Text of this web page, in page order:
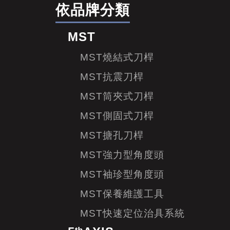
依品牌分類
MST
MST燒結式刀桿
MST抗震刀桿
MST筒夾式刀桿
MST側固式刀桿
MST搪孔刀桿
MST強力型角度頭
MST袖珍型角度頭
MST保養維護工具
MST快速定位治具系統